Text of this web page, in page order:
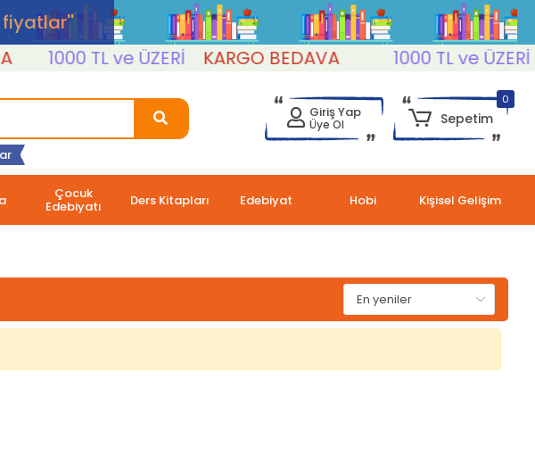
fiyatlar''
1000 TL ve ÜZERİ KARGO BEDAVA 1000 TL ve ÜZERİ
Giriş Yap
Üye Ol
0
Sepetim
Çocuk
Edebiyatı Ders Kitapları Edebiyat Hobi Kişisel Gelişim